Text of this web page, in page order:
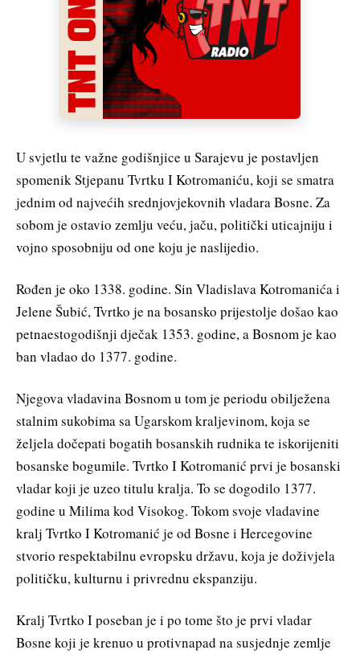
U svjetlu te važne godišnjice u Sarajevu je postavljen
spomenik Stjepanu Tvrtku I Kotromaniću, koji se smatra
jednim od najvećih srednjovjekovnih vladara Bosne. Za
sobom je ostavio zemlju veću, jaču, politički uticajniju i
vojno sposobniju od one koju je naslijedio.
Rođen je oko 1338. godine. Sin Vladislava Kotromanića i
Jelene Šubić, Tvrtko je na bosansko prijestolje došao kao
petnaestogodišnji dječak 1353. godine, a Bosnom je kao
ban vladao do 1377. godine.
Njegova vladavina Bosnom u tom je periodu obilježena
stalnim sukobima sa Ugarskom kraljevinom, koja se
željela dočepati bogatih bosanskih rudnika te iskorijeniti
bosanske bogumile. Tvrtko I Kotromanić prvi je bosanski
vladar koji je uzeo titulu kralja. To se dogodilo 1377.
godine u Milima kod Visokog. Tokom svoje vladavine
kralj Tvrtko I Kotromanić je od Bosne i Hercegovine
stvorio respektabilnu evropsku državu, koja je doživjela
političku, kulturnu i privrednu ekspanziju.
Kralj Tvrtko I poseban je i po tome što je prvi vladar
Bosne koji je krenuo u protivnapad na susjednje zemlje